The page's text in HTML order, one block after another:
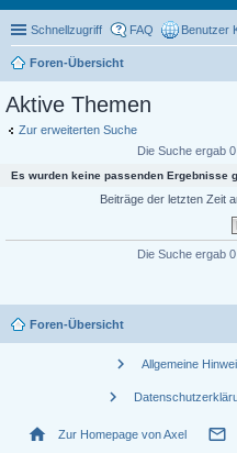
Schnellzugriff FAQ Benutzer
Foren-Übersicht
Aktive Themen
Zur erweiterten Suche
Die Suche ergab
Es wurden keine passenden Ergebnisse
Beiträge der letzten Zeit
Die Suche ergab
Foren-Übersicht
chevron_right Allgemeine
chevron_right
home Zur Homepage von Axel mail_outline